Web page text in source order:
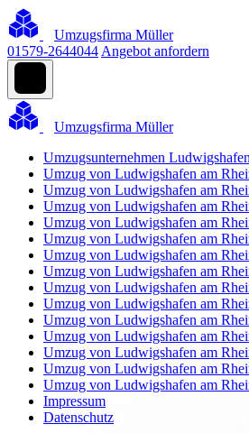
Umzugsfirma Müller
01579-2644044 Angebot anfordern
Umzugsfirma Müller
Umzugsunternehmen
Umzug von Ludwigshafen am
Umzug von Ludwigshafen am
Umzug von Ludwigshafen am
Umzug von Ludwigshafen am
Umzug von Ludwigshafen am
Umzug von Ludwigshafen am
Umzug von Ludwigshafen am
Umzug von Ludwigshafen am
Umzug von Ludwigshafen am
Umzug von Ludwigshafen am
Umzug von Ludwigshafen am
Umzug von Ludwigshafen am
Umzug von Ludwigshafen am
Umzug von Ludwigshafen am
Impressum
Datenschutz